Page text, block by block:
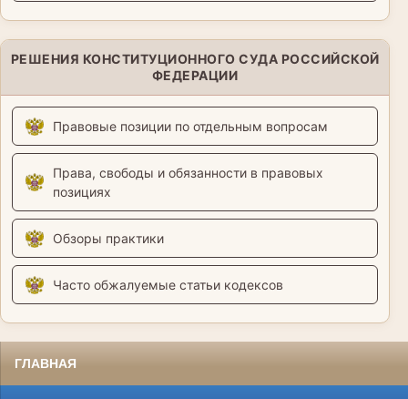
РЕШЕНИЯ КОНСТИТУЦИОННОГО СУДА РОССИЙСКОЙ
ФЕДЕРАЦИИ
Правовые позиции по отдельным вопросам
Права, свободы и обязанности в правовых
позициях
Обзоры практики
Часто обжалуемые статьи кодексов
ГЛАВНАЯ